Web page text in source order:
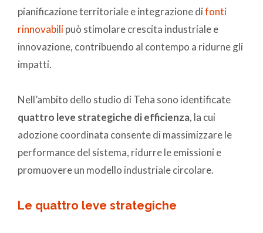
pianificazione territoriale e integrazione difonti
rinnovabilipuò stimolare crescita industriale e
innovazione, contribuendo al contempo a ridurne gli
impatti.
Nell’ambito dello studio di Teha sono identificate
quattro leve strategiche di efficienza, la cui
adozione coordinata consente di massimizzare le
performance del sistema, ridurre le emissioni e
promuovere un modello industriale circolare.
Le quattro leve strategiche